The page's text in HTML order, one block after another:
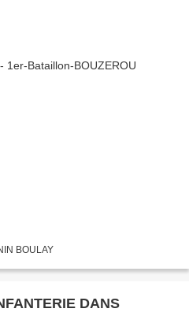
BOULAY
DANS